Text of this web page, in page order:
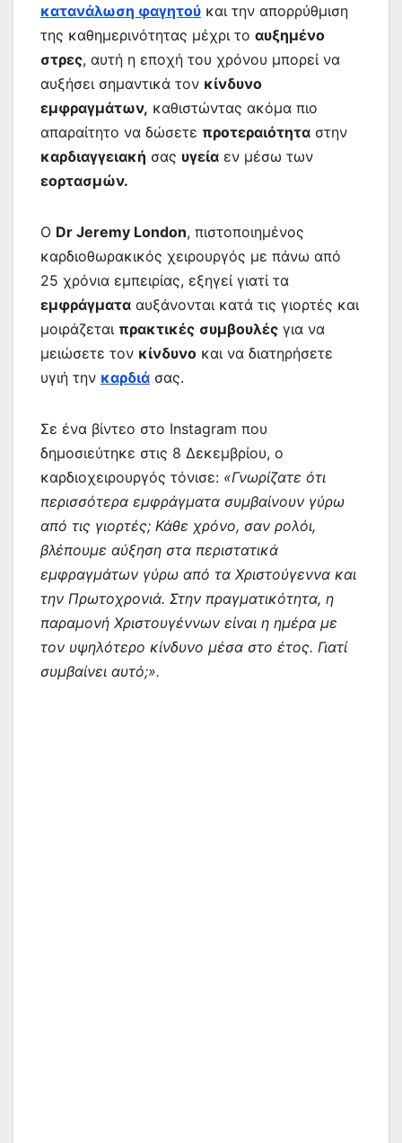
κατανάλωση φαγητού και την απορρύθμιση
της καθημερινότητας μέχρι το αυξημένο
στρες, αυτή η εποχή του χρόνου μπορεί να
αυξήσει σημαντικά τον κίνδυνο
εμφραγμάτων, καθιστώντας ακόμα πιο
απαραίτητο να δώσετε προτεραιότητα στην
καρδιαγγειακή σας υγεία εν μέσω των
εορτασμών.
Ο Dr Jeremy London, πιστοποιημένος
καρδιοθωρακικός χειρουργός με πάνω από
25 χρόνια εμπειρίας, εξηγεί γιατί τα
εμφράγματα αυξάνονται κατά τις γιορτές και
μοιράζεται πρακτικές συμβουλές για να
μειώσετε τον κίνδυνο και να διατηρήσετε
υγιή την καρδιά σας.
Σε ένα βίντεο στο Instagram που
δημοσιεύτηκε στις 8 Δεκεμβρίου, ο
καρδιοχειρουργός τόνισε: «Γνωρίζατε ότι
περισσότερα εμφράγματα συμβαίνουν γύρω
από τις γιορτές; Κάθε χρόνο, σαν ρολόι,
βλέπουμε αύξηση στα περιστατικά
εμφραγμάτων γύρω από τα Χριστούγεννα και
την Πρωτοχρονιά. Στην πραγματικότητα, η
παραμονή Χριστουγέννων είναι η ημέρα με
τον υψηλότερο κίνδυνο μέσα στο έτος. Γιατί
συμβαίνει αυτό;».